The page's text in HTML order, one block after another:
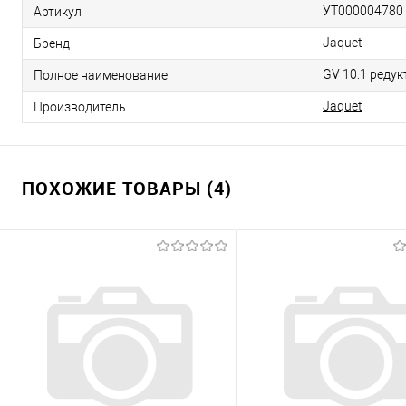
Артикул УТ000004780
Бренд Jaquet
Полное наименование GV 10:1
Производитель Jaquet
ПОХОЖИЕ ТОВАРЫ (4)